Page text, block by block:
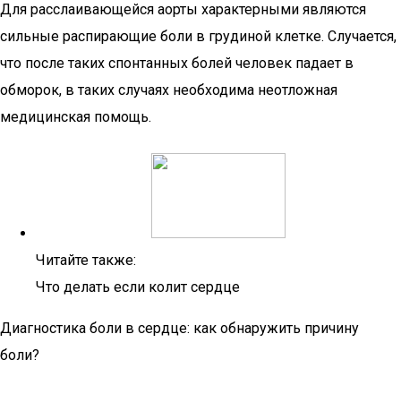
Для расслаивающейся аорты характерными являются
сильные распирающие боли в грудиной клетке. Случается,
что после таких спонтанных болей человек падает в
обморок, в таких случаях необходима неотложная
медицинская помощь.
Читайте также:
Что делать если колит сердце
Диагностика боли в сердце: как обнаружить причину
боли?